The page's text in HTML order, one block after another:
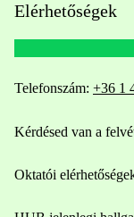
Elérhetőségek
Telefonszám: +36 1
Kérdésed van a
Oktatói